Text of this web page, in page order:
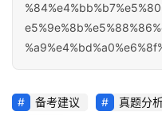
备考建议 真题分